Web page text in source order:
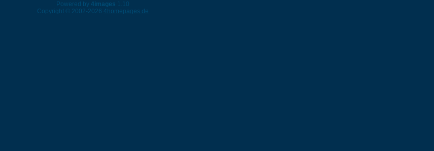
Powered by 4images 1.10
Copyright © 2002-2026 4homepages.de